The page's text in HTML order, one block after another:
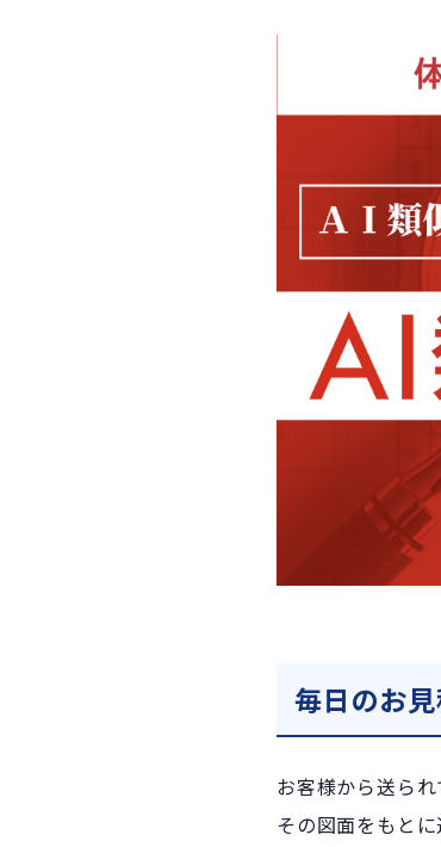
毎日のお
お客様から送られ
その図面をもと